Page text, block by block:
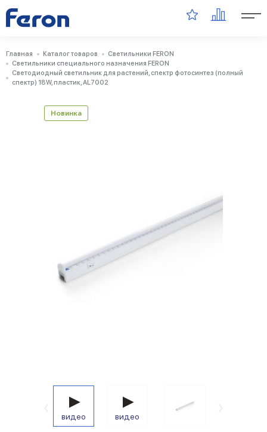
Главная Каталог товаров
Светильники FERON
Светильники специального назначения FERON
Светодиодный светильник для растений, спектр фотосинтез (полный
спектр) 18W, пластик, AL7002
видео видео
Новинка